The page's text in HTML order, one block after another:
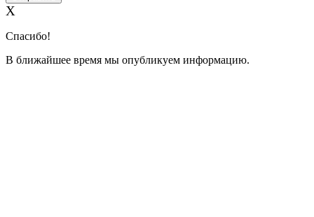
X
Спасибо!
В ближайшее время мы опубликуем информацию.